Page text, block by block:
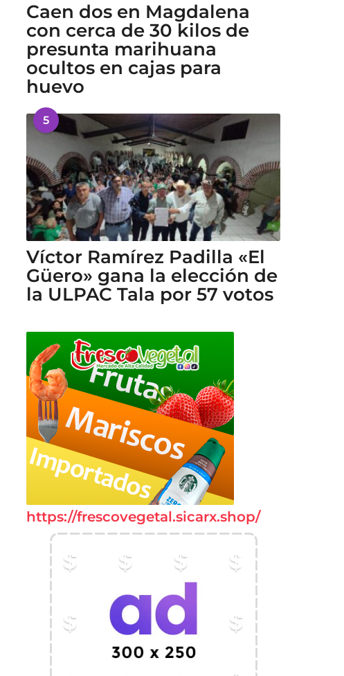
Caen dos en Magdalena
con cerca de 30 kilos de
presunta marihuana
ocultos en cajas para
huevo
5
Víctor Ramírez Padilla «El
Güero» gana la elección de
la ULPAC Tala por 57 votos
https://frescovegetal.sicarx.shop/